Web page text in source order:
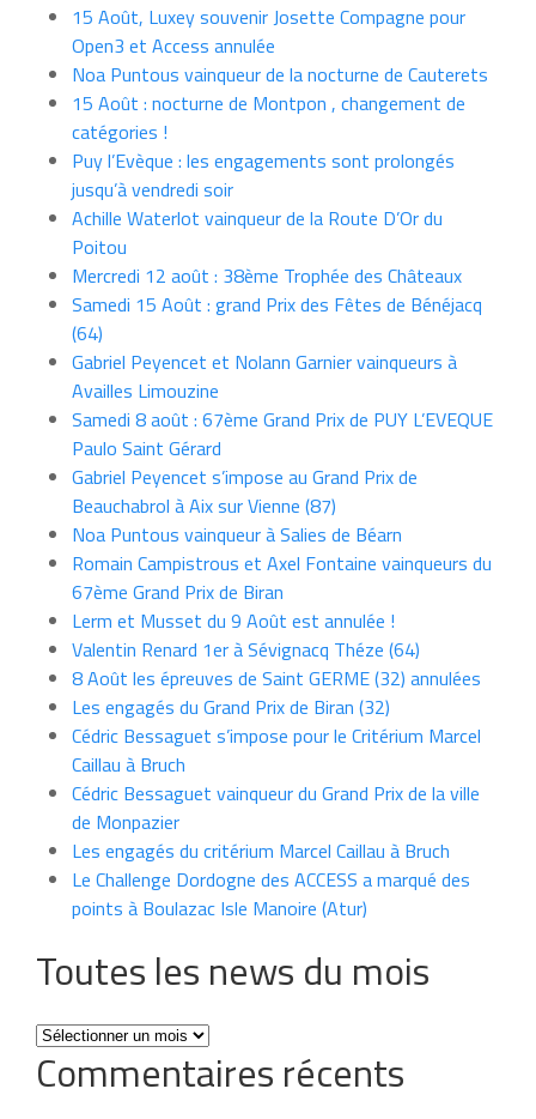
15 Août, Luxey souvenir Josette Compagne pour
Open3 et Access annulée
Noa Puntous vainqueur de la nocturne de Cauterets
15 Août : nocturne de Montpon , changement de
catégories !
Puy l’Evèque : les engagements sont prolongés
jusqu’à vendredi soir
Achille Waterlot vainqueur de la Route D’Or du
Poitou
Mercredi 12 août : 38ème Trophée des Châteaux
Samedi 15 Août : grand Prix des Fêtes de Bénéjacq
(64)
Gabriel Peyencet et Nolann Garnier vainqueurs à
Availles Limouzine
Samedi 8 août : 67ème Grand Prix de PUY L’EVEQUE
Paulo Saint Gérard
Gabriel Peyencet s’impose au Grand Prix de
Beauchabrol à Aix sur Vienne (87)
Noa Puntous vainqueur à Salies de Béarn
Romain Campistrous et Axel Fontaine vainqueurs du
67ème Grand Prix de Biran
Lerm et Musset du 9 Août est annulée !
Valentin Renard 1er à Sévignacq Théze (64)
8 Août les épreuves de Saint GERME (32) annulées
Les engagés du Grand Prix de Biran (32)
Cédric Bessaguet s’impose pour le Critérium Marcel
Caillau à Bruch
Cédric Bessaguet vainqueur du Grand Prix de la ville
de Monpazier
Les engagés du critérium Marcel Caillau à Bruch
Le Challenge Dordogne des ACCESS a marqué des
points à Boulazac Isle Manoire (Atur)
Toutes les news du mois
Toutes
les
news
Commentaires récents